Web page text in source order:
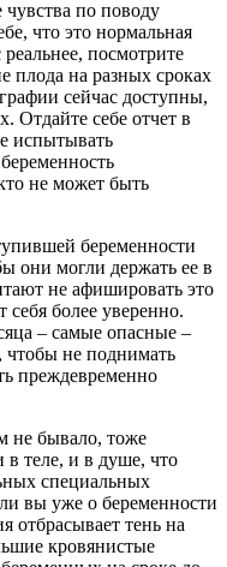
по поводу
что это нормальная
посмотрите
плода на разных сроках
сейчас доступны,
Отдайте себе отчет в
испытывать
не может быть
беременности
они могли держать ее в
не афишировать это
себя более уверенно.
– самые опасные –
чтобы не поднимать
преждевременно
не бывало, тоже
в теле, и в душе, что
специальных
вы уже о беременности
отбрасывает тень на
кровянистые